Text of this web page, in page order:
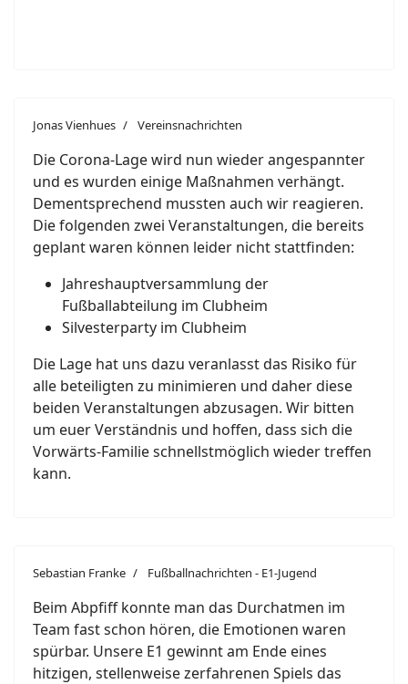
Jonas Vienhues Vereinsnachrichten
Die Corona-Lage wird nun wieder angespannter
und es wurden einige Maßnahmen verhängt.
Dementsprechend mussten auch wir reagieren.
Die folgenden zwei Veranstaltungen, die bereits
geplant waren können leider nicht stattfinden:
Jahreshauptversammlung der
Fußballabteilung im Clubheim
Silvesterparty im Clubheim
Die Lage hat uns dazu veranlasst das Risiko für
alle beteiligten zu minimieren und daher diese
beiden Veranstaltungen abzusagen. Wir bitten
um euer Verständnis und hoffen, dass sich die
Vorwärts-Familie schnellstmöglich wieder treffen
kann.
Sebastian Franke Fußballnachrichten - E1-Jugend
Beim Abpfiff konnte man das Durchatmen im
Team fast schon hören, die Emotionen waren
spürbar. Unsere E1 gewinnt am Ende eines
hitzigen, stellenweise zerfahrenen Spiels das